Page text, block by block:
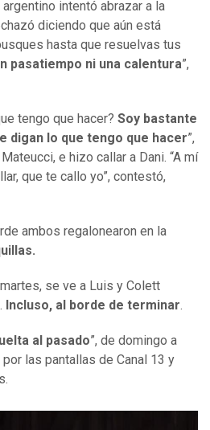
intentó abrazar a la
diciendo que aún está
hasta que resuelvas tus
pasatiempo ni una calentura”,
tengo que hacer? Soy bastante
digan lo que tengo que hacer”,
e hizo callar a Dani. “A mí
que te callo yo”, contestó,
ambos regalonearon en la
se ve a Luis y Colett
Incluso, al borde de terminar.
al pasado”, de domingo a
las pantallas de Canal 13 y